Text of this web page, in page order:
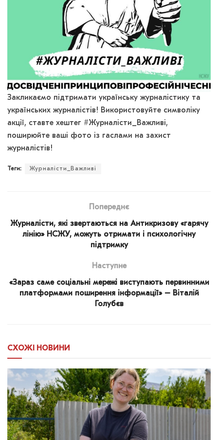
Закликаємо підтримати українську журналістику та
українських журналістів! Використовуйте символіку
акції, ставте хештег #Журналісти_Важливі,
поширюйте ваші фото із гаслами на захист
журналістів!
Теги: Журналісти_Важливі
Попереднє
Журналісти, які звертаються на Антикризову «гарячу
лінію» НСЖУ, можуть отримати і психологічну
підтримку
Наступне
«Зараз саме соціальні мережі виступають первинними
платформами поширення інформації» – Віталій
Голубєв
СХОЖІ НОВИНИ